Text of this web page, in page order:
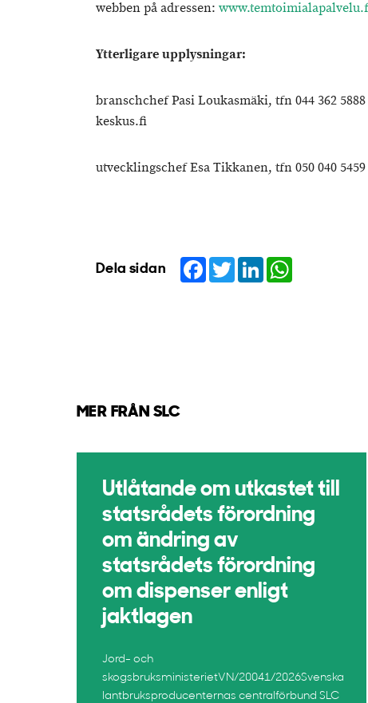
webben på adressen:
Ytterligare upplysningar:
branschchef Pasi Loukasmäki, tfn 044 362
keskus.fi
utvecklingschef Esa Tikkanen, tfn 050 040
Dela sidan Facebook
TwitterLinkedIn
MER FRÅN SLC
Utlåtande om utkastet till
statsrådets förordning
om ändring av
statsrådets förordning
om dispenser enligt
jaktlagen
Jord- och
skogsbruksministerietVN/20041/2026Svenska
lantbruksproducenternas centralförbund SLC